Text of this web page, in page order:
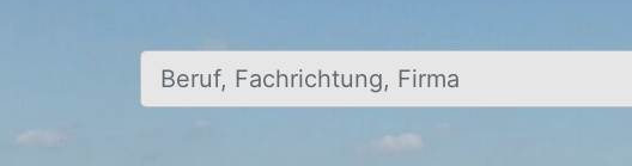
Beruf, Fachrichtung, Firma